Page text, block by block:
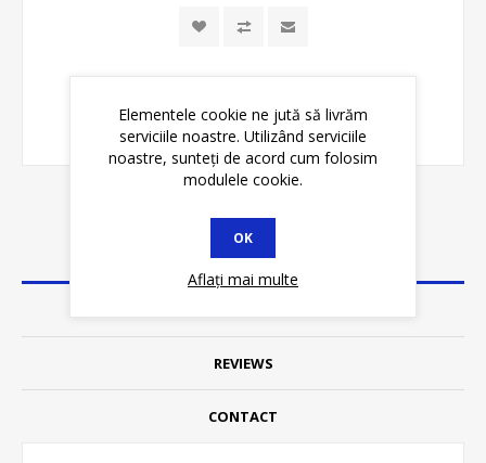
DETALII
REVIEWS
CONTACT
Elementele cookie ne jută să livrăm
serviciile noastre. Utilizând serviciile
noastre, sunteți de acord cum folosim
modulele cookie.
OK
Aflați mai multe